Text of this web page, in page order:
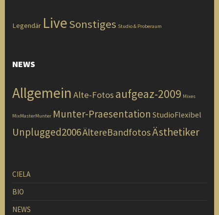
Legendär LiveSonstiges Studio & Proberaum
NEWS
Allgemein Alte-Fotos aufgeaz-2009 Mixes
MixMasterMunter Munter-Praesentation StudioFlexibel
Unplugged2006ÄltereBandfotosÄsthetiker
CIELA
BIO
NEWS